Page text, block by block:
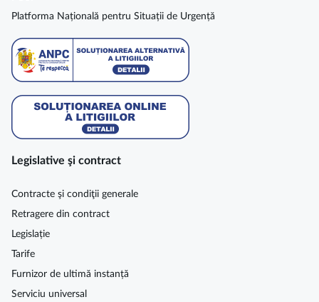
Platforma Națională pentru Situații de Urgență
Legislative şi contract
Contracte şi condiţii generale
Retragere din contract
Legislație
Tarife
Furnizor de ultimă instanță
Serviciu universal